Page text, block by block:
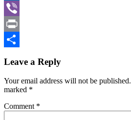
LinkedIn
Viber
Print
Leave a Reply
Your email address will not be published.
marked *
Comment *